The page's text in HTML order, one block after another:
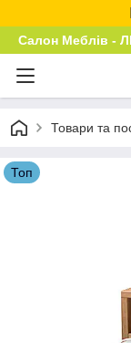
Салон Меблів -
Товари та
Топ